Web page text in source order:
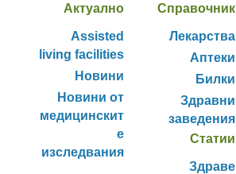
Актуално
Assisted
living facilities
Новини
Новини от
медицинскит
е
изследвания
Справочник
Лекарства
Аптеки
Билки
Здравни
заведения
Статии
Здраве